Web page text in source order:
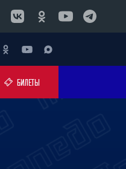
БИЛЕТЫ